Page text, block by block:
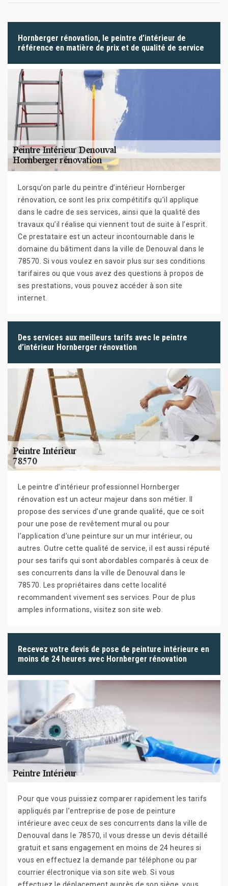
Hornberger rénovation, le peintre d’intérieur de
référence en matière de prix et de qualité de service
Lorsqu’on parle du peintre d’intérieur Hornberger
rénovation, ce sont les prix compétitifs qu’il applique
dans le cadre de ses services, ainsi que la qualité des
travaux qu’il réalise qui viennent tout de suite à l’esprit.
Ce prestataire est un acteur incontournable dans le
domaine du bâtiment dans la ville de Denouval dans le
78570. Si vous voulez en savoir plus sur ses conditions
tarifaires ou que vous avez des questions à propos de
ses prestations, vous pouvez accéder à son site
internet.
Des services aux meilleurs tarifs avec le peintre
d’intérieur Hornberger rénovation
Le peintre d’intérieur professionnel Hornberger
rénovation est un acteur majeur dans son métier. Il
propose des services d’une grande qualité, que ce soit
pour une pose de revêtement mural ou pour
l’application d’une peinture sur un mur intérieur, ou
autres. Outre cette qualité de service, il est aussi réputé
pour ses tarifs qui sont abordables comparés à ceux de
ses concurrents dans la ville de Denouval dans le
78570. Les propriétaires dans cette localité
recommandent vivement ses services. Pour de plus
amples informations, visitez son site web.
Recevez votre devis de pose de peinture intérieure en
moins de 24 heures avec Hornberger rénovation
Pour que vous puissiez comparer rapidement les tarifs
appliqués par l’entreprise de pose de peinture
intérieure avec ceux de ses concurrents dans la ville de
Denouval dans le 78570, il vous dresse un devis détaillé
gratuit et sans engagement en moins de 24 heures si
vous en effectuez la demande par téléphone ou par
courrier électronique via son site web. Si vous